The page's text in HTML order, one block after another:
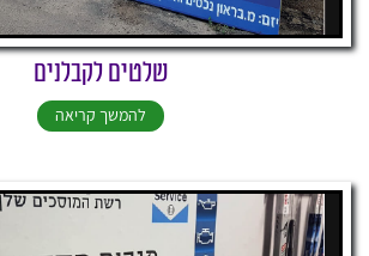
שלטים לקבלנים
להמשך קריאה